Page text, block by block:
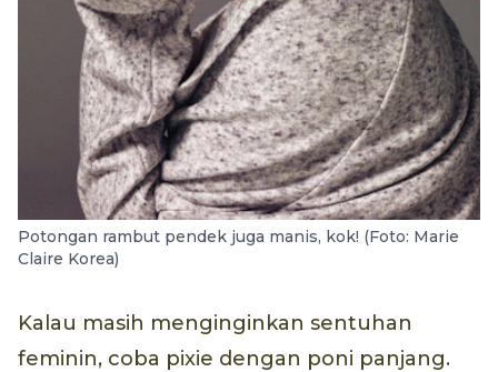
Potongan rambut pendek juga manis, kok! (Foto: Marie
Claire Korea)
Kalau masih menginginkan sentuhan
feminin, coba pixie dengan poni panjang.